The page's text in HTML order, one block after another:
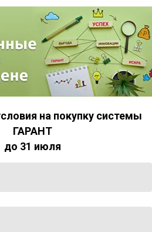
«Гарант» стала
премии «Время
информация
для максимально
работы с ней.
на покупку системы
ГАРАНТ
до 31 июля